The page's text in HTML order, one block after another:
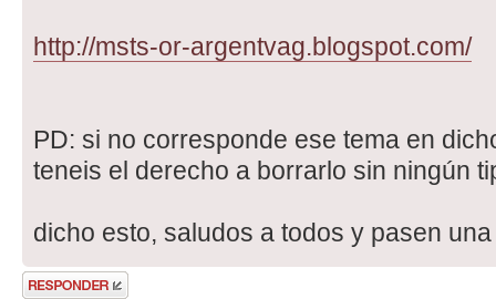
http://msts-or-argentvag.blogspot.com/
PD: si no corresponde ese tema en
teneis el derecho a borrarlo sin ningún
dicho esto, saludos a todos y pasen
Publicar una
respuesta